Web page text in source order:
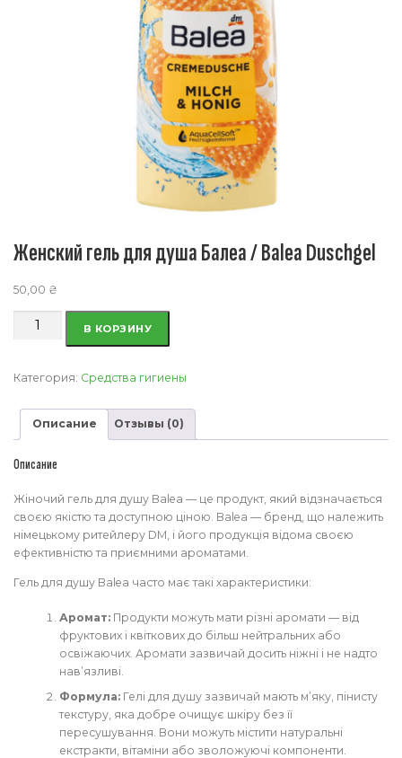
Женский гель для душа Балеа / Balea Duschgel
50,00 ₴
Количество
гель
душа
Балеа
/
Balea
В КОРЗИНУ
Категория: Средства гигиены
Описание Отзывы (0)
Описание
Жіночий гель для душу Balea — це продукт, який відзначається
своєю якістю та доступною ціною. Balea — бренд, що належить
німецькому ритейлеру DM, і його продукція відома своєю
ефективністю та приємними ароматами.
Гель для душу Balea часто має такі характеристики:
Аромат:Продукти можуть мати різні аромати — від
фруктових і квіткових до більш нейтральних або
освіжаючих. Аромати зазвичай досить ніжні і не надто
нав’язливі.
Формула:Гелі для душу зазвичай мають м’яку, пінисту
текстуру, яка добре очищує шкіру без її
пересушування. Вони можуть містити натуральні
екстракти, вітаміни або зволожуючі компоненти.